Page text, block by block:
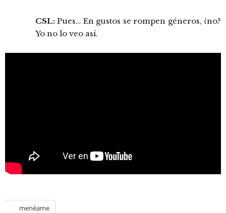
CSL: Pues… En gustos se rompen géneros, ¿no?
Yo no lo veo así.
menéame